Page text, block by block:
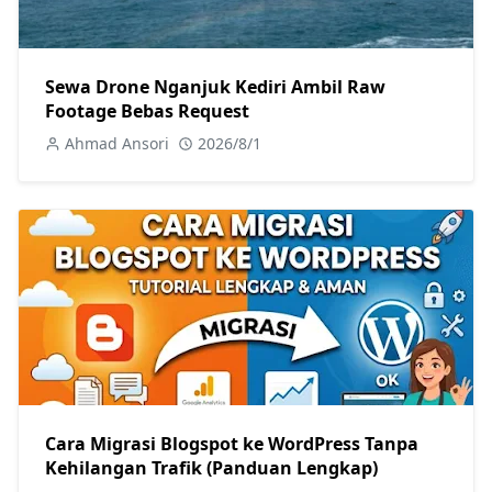
Sewa Drone Nganjuk Kediri Ambil Raw
Footage Bebas Request
Ahmad Ansori 2026/8/1
Cara Migrasi Blogspot ke WordPress Tanpa
Kehilangan Trafik (Panduan Lengkap)